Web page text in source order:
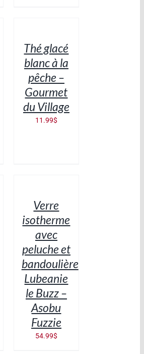
DÉTAILS
Thé glacé
blanc à la
pêche –
Gourmet
du Village
11.99$
DÉTAILSVerre
isotherme
avec
peluche et
bandoulière
Lubeanie
le Buzz –
Asobu
Fuzzie
54.99$